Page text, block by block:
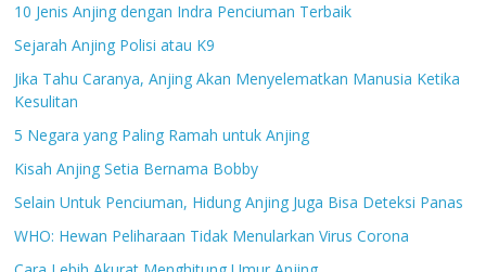
10 Jenis Anjing dengan Indra Penciuman Terbaik
Sejarah Anjing Polisi atau K9
Jika Tahu Caranya, Anjing Akan Menyelematkan Manusia Ketika
Kesulitan
5 Negara yang Paling Ramah untuk Anjing
Kisah Anjing Setia Bernama Bobby
Selain Untuk Penciuman, Hidung Anjing Juga Bisa Deteksi Panas
WHO: Hewan Peliharaan Tidak Menularkan Virus Corona